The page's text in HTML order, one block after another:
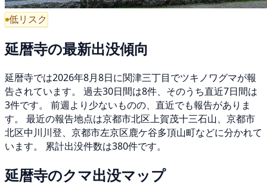
低リスク
延暦寺の最新出没傾向
延暦寺では2026年8月8日に関津三丁目でツキノワグマが報
告されています。 過去30日間は8件、そのうち直近7日間は
3件です。 前週より少ないものの、直近でも報告がありま
す。 最近の報告地点は京都市北区上賀茂十三石山、京都市
北区中川川登、京都市左京区鹿ケ谷多頂山町などに分かれて
います。 累計出没件数は380件です。
延暦寺のクマ出没マップ